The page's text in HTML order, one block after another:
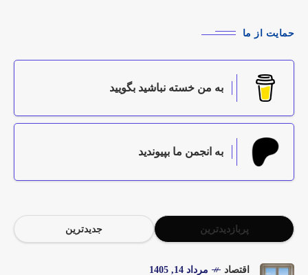
حمایت از ما
به من خسته نباشید بگویید
به انجمن ما بپیوندید
پربازدیدترین جدیدترین
اقتصاد مرداد 14, 1405